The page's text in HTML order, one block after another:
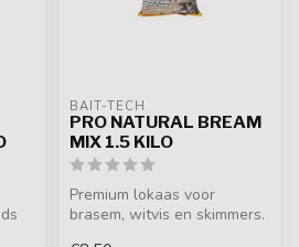
BAIT-TECH
PRO NATURAL BREAM
MIX 1.5 KILO
Premium lokaas voor
brasem, witvis en skimmers.